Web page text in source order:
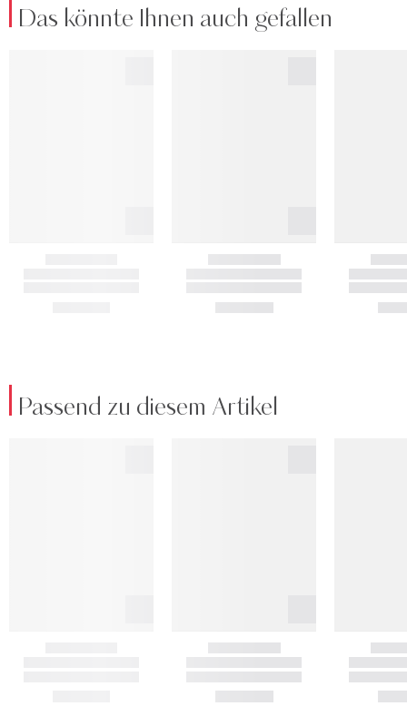
Das könnte Ihnen auch gefallen
Passend zu diesem Artikel